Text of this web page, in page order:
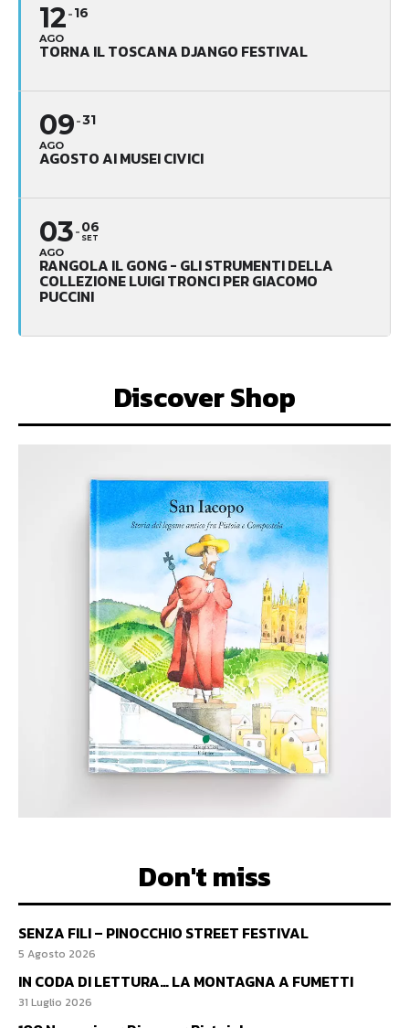
12
AGO
16
TORNA IL TOSCANA DJANGO FESTIVAL
09
AGO
31
AGOSTO AI MUSEI CIVICI
03
AGO
06
SET
RANGOLA IL GONG - GLI STRUMENTI DELLA
COLLEZIONE LUIGI TRONCI PER GIACOMO
PUCCINI
Discover Shop
Don't miss
SENZA FILI – PINOCCHIO STREET FESTIVAL
5 Agosto 2026
IN CODA DI LETTURA… LA MONTAGNA A FUMETTI
31 Luglio 2026